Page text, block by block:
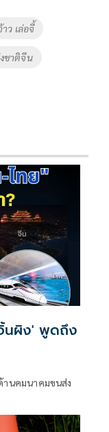
าว เล่อจี้
ชาติจีน
จิ้นผิง' พูดถึง
านคมนาคมขนส่ง